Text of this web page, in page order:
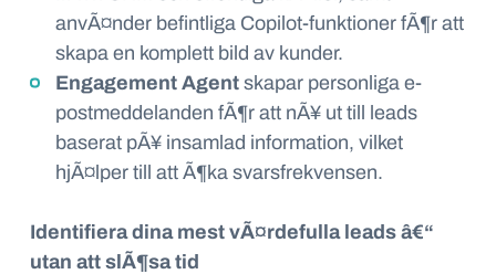
anvÃ¤nder befintliga Copilot-funktioner fÃ¶r att
skapa en komplett bild av kunder.
Engagement Agentskapar personliga e-
postmeddelanden fÃ¶r att nÃ¥ ut till leads
baserat pÃ¥ insamlad information, vilket
hjÃ¤lper till att Ã¶ka svarsfrekvensen.
Identifiera dina mest vÃ¤rdefulla leads â€“
utan att slÃ¶sa tid